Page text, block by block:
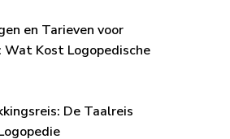
en Tarieven voor
Wat Kost Logopedische
De Taalreis